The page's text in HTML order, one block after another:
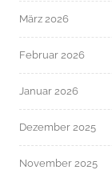
März 2026
Februar 2026
Januar 2026
Dezember 2025
November 2025